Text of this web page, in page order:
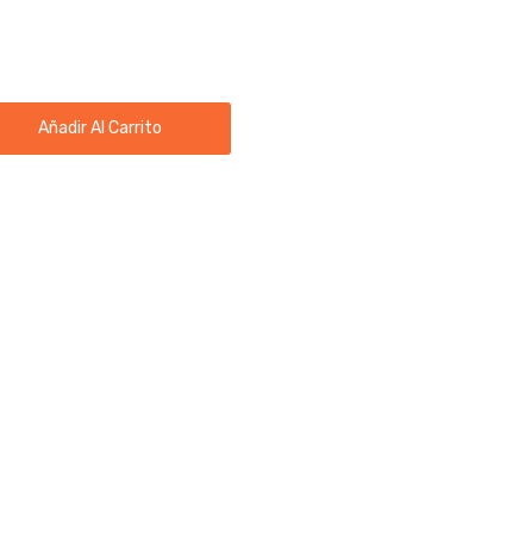
Añadir Al Carrito